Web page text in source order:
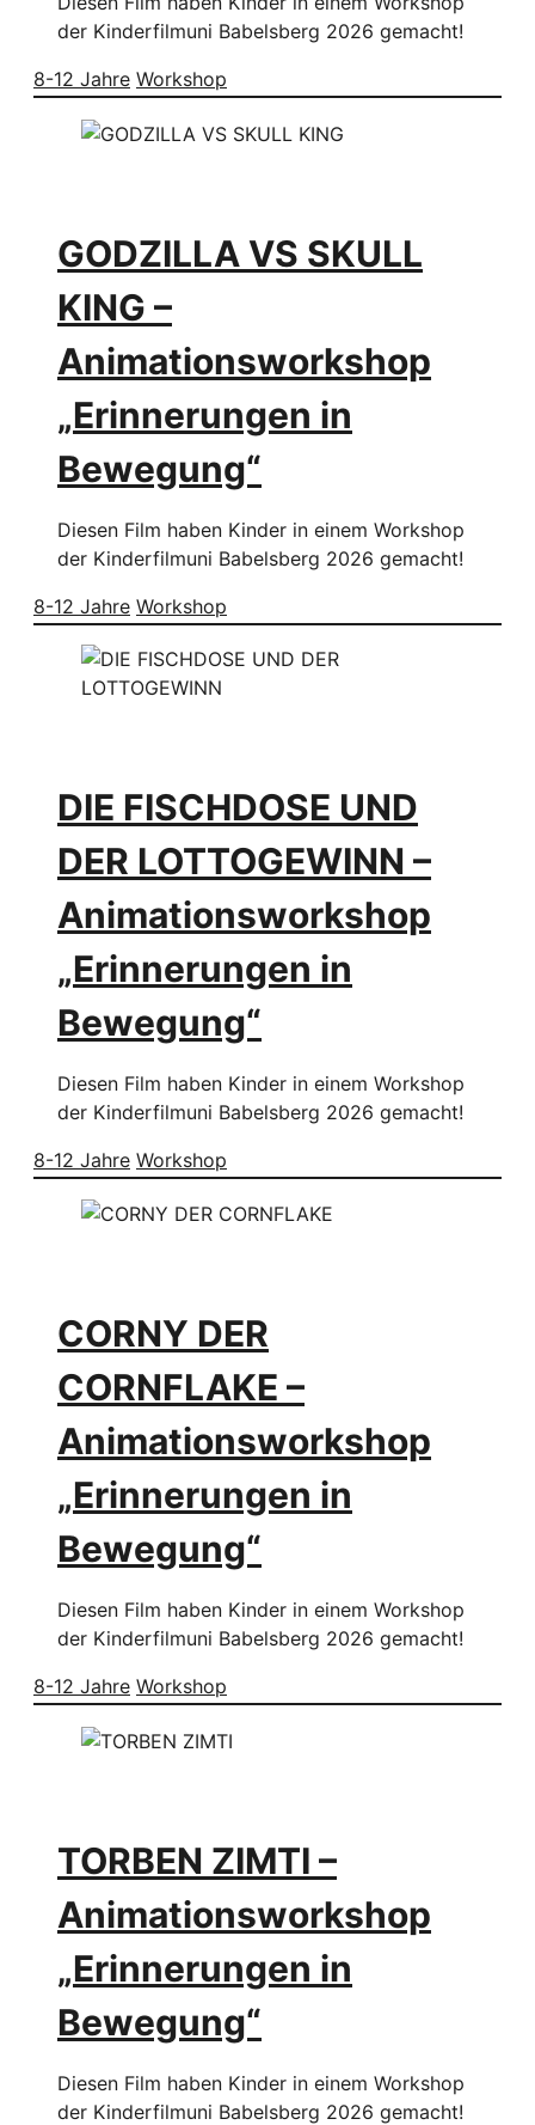
der Kinderfilmuni Babelsberg 2026 gemacht!
8-12 Jahre Workshop
GODZILLA VS SKULL
KING –
Animationsworkshop
„Erinnerungen in
Bewegung“
Diesen Film haben Kinder in einem Workshop
der Kinderfilmuni Babelsberg 2026 gemacht!
8-12 Jahre Workshop
DIE FISCHDOSE UND
DER LOTTOGEWINN –
Animationsworkshop
„Erinnerungen in
Bewegung“
Diesen Film haben Kinder in einem Workshop
der Kinderfilmuni Babelsberg 2026 gemacht!
8-12 Jahre Workshop
CORNY DER
CORNFLAKE –
Animationsworkshop
„Erinnerungen in
Bewegung“
Diesen Film haben Kinder in einem Workshop
der Kinderfilmuni Babelsberg 2026 gemacht!
8-12 Jahre Workshop
TORBEN ZIMTI –
Animationsworkshop
„Erinnerungen in
Bewegung“
Diesen Film haben Kinder in einem Workshop
der Kinderfilmuni Babelsberg 2026 gemacht!